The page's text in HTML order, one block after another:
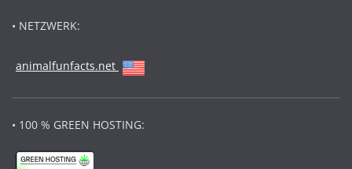
• NETZWERK:
animalfunfacts.net
• 100 % GREEN HOSTING: